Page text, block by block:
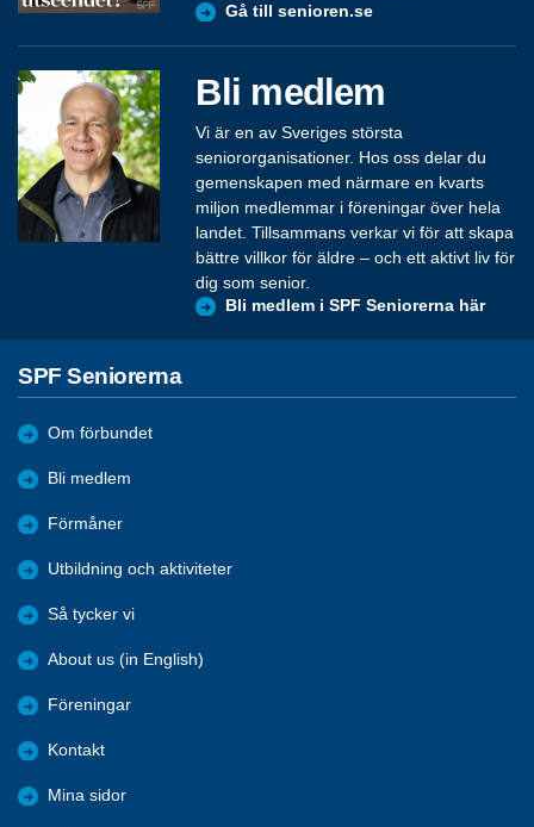
Gå till senioren.se
Bli medlem
Vi är en av Sveriges största
seniororganisationer. Hos oss delar du
gemenskapen med närmare en kvarts
miljon medlemmar i föreningar över hela
landet. Tillsammans verkar vi för att skapa
bättre villkor för äldre – och ett aktivt liv för
dig som senior.
Bli medlem i SPF Seniorerna här
SPF Seniorerna
Om förbundet
Bli medlem
Förmåner
Utbildning och aktiviteter
Så tycker vi
About us (in English)
Föreningar
Kontakt
Mina sidor